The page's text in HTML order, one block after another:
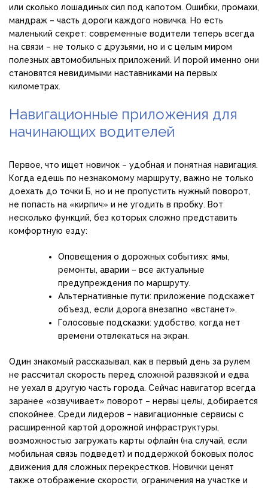
или сколько лошадиных сил под капотом. Ошибки, промахи,
мандраж – часть дороги каждого новичка. Но есть
маленький секрет: современные водители теперь всегда
на связи – не только с друзьями, но и с целым миром
полезных автомобильных приложений. И порой именно они
становятся невидимыми наставниками на первых
километрах.
Навигационные приложения для
начинающих водителей
Первое, что ищет новичок – удобная и понятная навигация.
Когда едешь по незнакомому маршруту, важно не только
доехать до точки Б, но и не пропустить нужный поворот,
не попасть на «кирпич» и не угодить в пробку. Вот
несколько функций, без которых сложно представить
комфортную езду:
Оповещения о дорожных событиях: ямы,
ремонты, аварии – все актуальные
предупреждения по маршруту.
Альтернативные пути: приложение подскажет
объезд, если дорога внезапно «встанет».
Голосовые подсказки: удобство, когда нет
времени отвлекаться на экран.
Один знакомый рассказывал, как в первый день за рулем
не рассчитал скорость перед сложной развязкой и едва
не уехал в другую часть города. Сейчас навигатор всегда
заранее «озвучивает» поворот – нервы целы, добирается
спокойнее. Среди лидеров – навигационные сервисы с
расширенной картой дорожной инфраструктуры,
возможностью загружать карты офлайн (на случай, если
мобильная связь подведет) и поддержкой боковых полос
движения для сложных перекрестков. Новички ценят
также отображение скорости, ограничения на участке и